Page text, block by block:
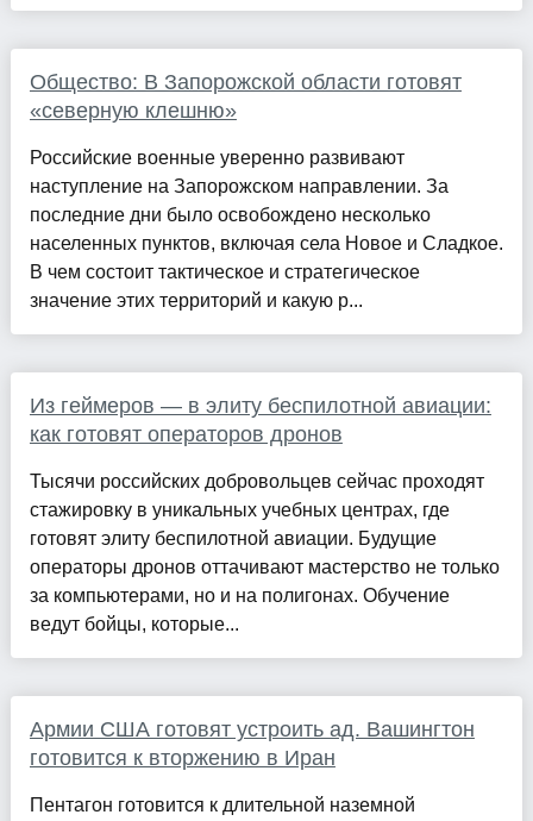
Общество: В Запорожской области готовят
«северную клешню»
Российские военные уверенно развивают
наступление на Запорожском направлении. За
последние дни было освобождено несколько
населенных пунктов, включая села Новое и Сладкое.
В чем состоит тактическое и стратегическое
значение этих территорий и какую р...
Из геймеров — в элиту беспилотной авиации:
как готовят операторов дронов
Тысячи российских добровольцев сейчас проходят
стажировку в уникальных учебных центрах, где
готовят элиту беспилотной авиации. Будущие
операторы дронов оттачивают мастерство не только
за компьютерами, но и на полигонах. Обучение
ведут бойцы, которые...
Армии США готовят устроить ад. Вашингтон
готовится к вторжению в Иран
Пентагон готовится к длительной наземной